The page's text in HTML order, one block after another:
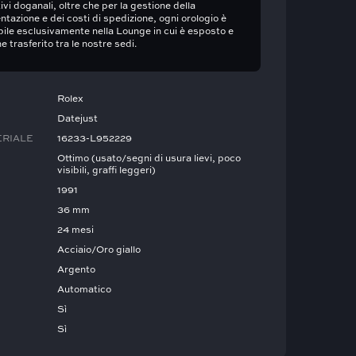
doganali, oltre che per la gestione della
e dei costi di spedizione, ogni orologio è
esclusivamente nella Lounge in cui è esposto e
trasferito tra le nostre sedi.
Rolex
Datejust
16233-L952229
Ottimo (usato/segni di usura lievi, poco
visibili, graffi leggeri)
1991
36 mm
24 mesi
Acciaio/Oro giallo
Argento
Automatico
Sì
Sì